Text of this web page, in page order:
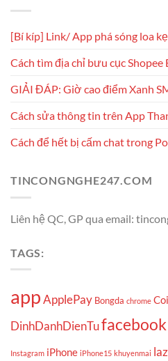
[Bí kíp] Link/ App phá sóng loa
Cách tìm địa chỉ bưu cục Shopee
GIẢI ĐÁP: Giờ cao điểm Xanh
Cách sửa thông tin trên App
Cách để hết bị cấm chat trong
TINCONGNGHE247.COM
Liên hệ QC, GP qua email:
TAGS:
appApplePay Bongda chrome
DinhDanhDienTufacebook
Instagram iPhone iPhone15 khuyenmai